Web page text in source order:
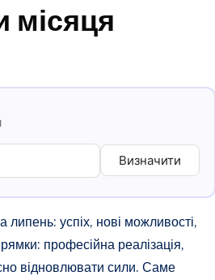
місяця
Визначити
успіх, нові можливості,
професійна реалізація,
відновлювати сили. Саме